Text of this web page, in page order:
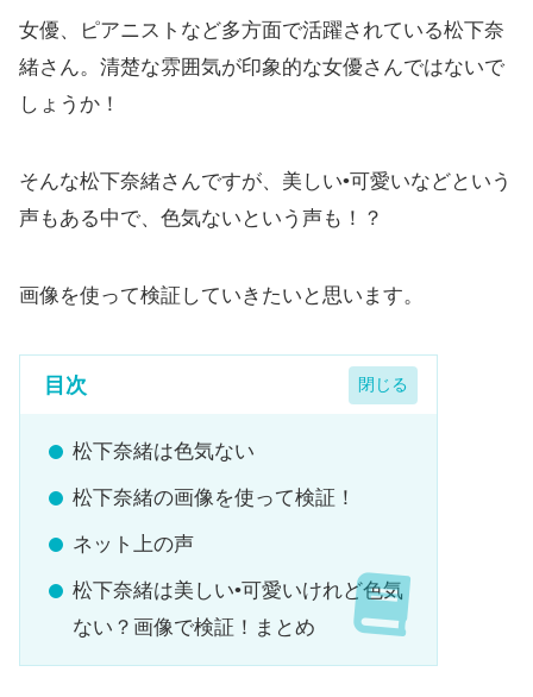
女優、ピアニストなど多方面で活躍されている松下奈
緒さん。清楚な雰囲気が印象的な女優さんではないで
しょうか！
そんな松下奈緒さんですが、美しい•可愛いなどという
声もある中で、色気ないという声も！？
画像を使って検証していきたいと思います。
目次
松下奈緒は色気ない
松下奈緒の画像を使って検証！
ネット上の声
松下奈緒は美しい•可愛いけれど色気
ない？画像で検証！まとめ